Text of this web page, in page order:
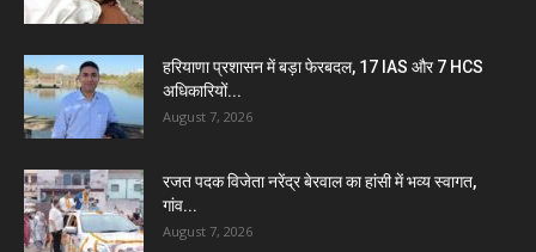
हरियाणा प्रशासन में बड़ा फेरबदल, 17 IAS और 7 HCS
अधिकारियों...
August 7, 2026
रजत पदक विजेता नरेंद्र बेरवाल का हांसी में भव्य स्वागत,
गांव...
August 7, 2026